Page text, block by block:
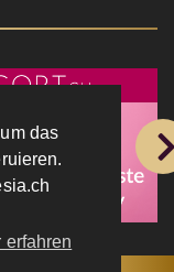
das
erfahren